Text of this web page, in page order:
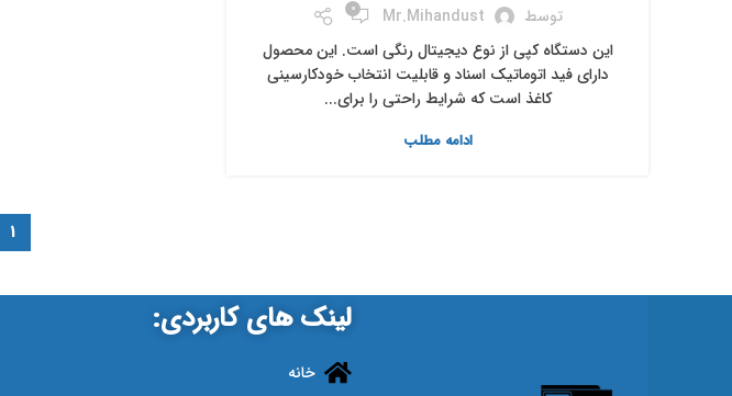
توسط Mr.mihandust
0
این دستگاه کپی از نوع دیجیتال رنگی است. این محصول
دارای فید اتوماتیک اسناد و قابلیت انتخاب خودکارسینی
کاغذ است که شرایط راحتی را برای...
ادامه مطلب
1
لینک های کاربردی:
خانه